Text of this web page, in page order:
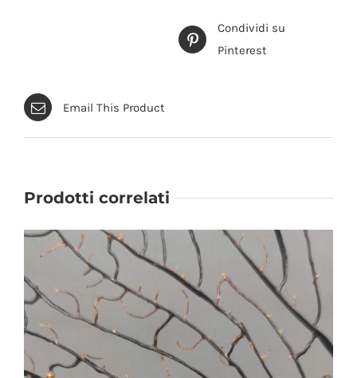
VARIANTI.
ESSERE
SCELTE
Condividi su
Pinterest
Email This Product
Prodotti correlati